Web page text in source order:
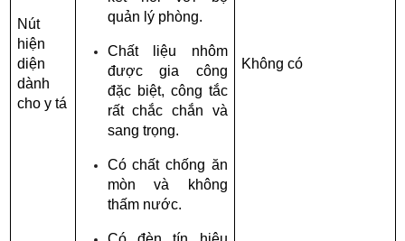
Nút
hiện
diện
dành
cho y tá
quản lý phòng.
Chất liệu nhôm
được gia công
đặc biệt, công tắc
rất chắc chắn và
sang trọng.
Có chất chống ăn
mòn và không
thấm nước.
Không có